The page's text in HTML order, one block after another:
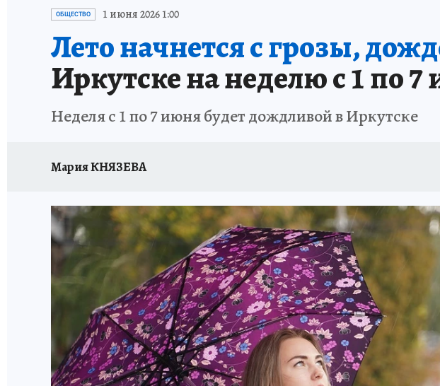
ПРОИСШЕСТВИЯ
ОБЩЕСТВО 1 июня 2026 1:00
Лето начнется с грозы,
Иркутске на неделю с 1 по
Неделя с 1 по 7 июня будет дождливой в Иркутске
Мария КНЯЗЕВА